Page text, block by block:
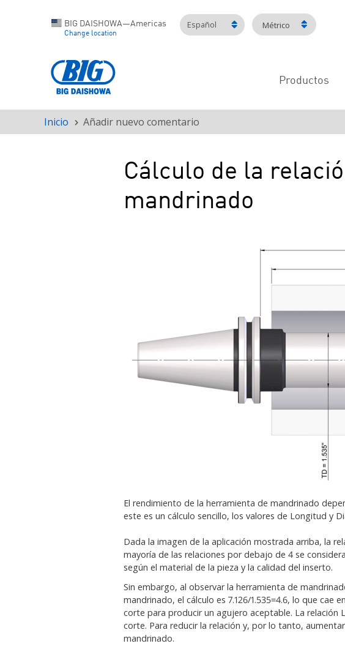
BIG DAISHOWA—Americas
Change location
Español Métrico
Navegación
Productos
Ruta
de
Inicio Añadir nuevo comentario
Cálculo de la
mandrinado
El rendimiento de la herramienta de mandrinado
este es un cálculo sencillo, los valores de Longitud y
Dada la imagen de la aplicación mostrada arriba, la
mayoría de las relaciones por debajo de 4 se
según el material de la pieza y la calidad del inserto.
Sin embargo, al observar la herramienta de
mandrinado, el cálculo es 7.126/1.535=4.6, lo que cae
corte para producir un agujero aceptable. La relación
corte. Para reducir la relación y, por lo tanto,
mandrinado.